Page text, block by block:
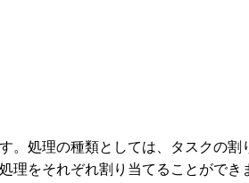
処理の種類としては、タスクの
をそれぞれ割り当てることがで